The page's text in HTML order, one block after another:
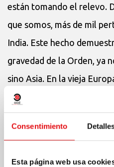
Consentimiento
Esta página web usa
están tomando el relevo.
que somos, más de mil
India. Este hecho
gravedad de la Orden, ya
sino Asia. En la vieja
de reestructuración,
contrario, un proceso de
se divide la Orden, y su